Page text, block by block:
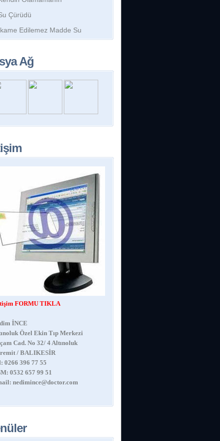
Çürüdü
Edilemez Madde Su
Ağ
FORMU TIKLA
İNCE
Özel Ekin Tıp Merkezi
Cad. No 32/ 4 Altınoluk
/ BALIKESİR
0266 396 77 55
0532 657 99 51
nedimince@doctor.com